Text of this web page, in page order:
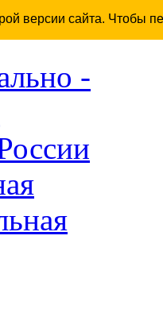
версии сайта. Чтобы
-